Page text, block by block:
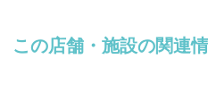
この店舗・施設の関連